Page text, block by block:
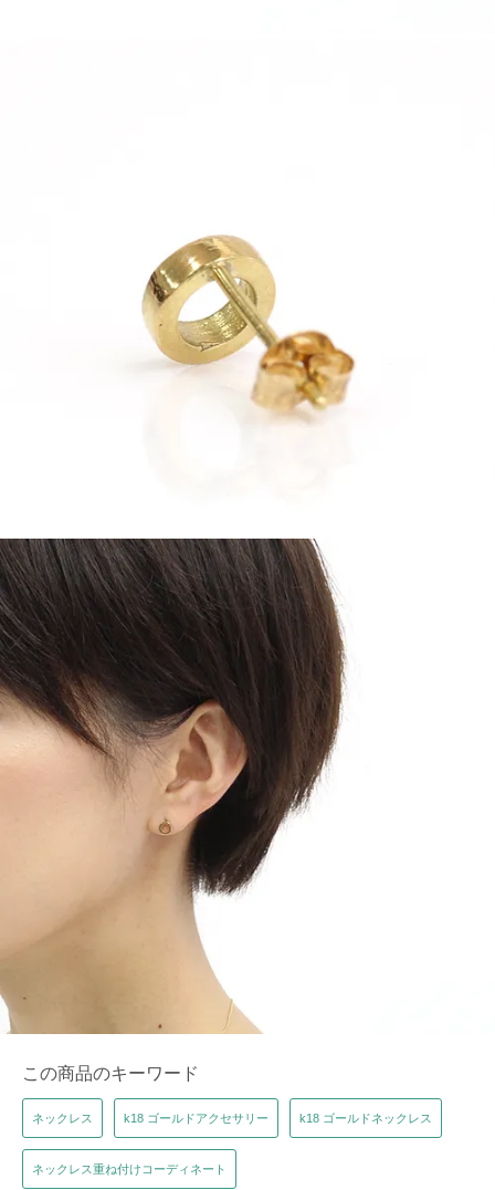
この商品のキーワード
ネックレス k18 ゴールドアクセサリー k18 ゴールドネックレス
ネックレス重ね付けコーディネート